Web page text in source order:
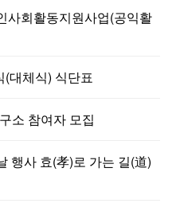
사회활동지원사업(공익활
(대체식) 식단표
소 참여자 모집
행사 효(孝)로 가는 길(道)